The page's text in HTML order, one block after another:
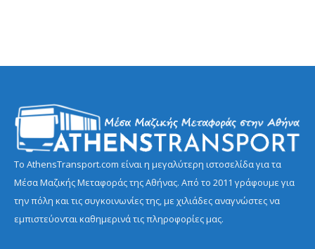
Το AthensTransport.com είναι η μεγαλύτερη ιστοσελίδα για τα
Μέσα Μαζικής Μεταφοράς της Αθήνας. Από το 2011 γράφουμε για
την πόλη και τις συγκοινωνίες της, με χιλιάδες αναγνώστες να
εμπιστεύονται καθημερινά τις πληροφορίες μας.